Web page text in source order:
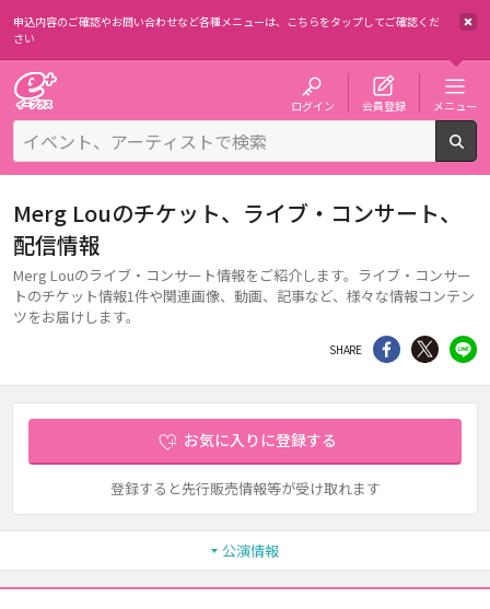
申込内容のご確認やお問い合わせなど各種メニューは、 こちらをタップしてご確認くだ
さい
ログイン 会員登録 メニュー
Merg Louのチケット、ライブ・コンサート、
配信情報
Merg Louのライブ・コンサート情報をご紹介します。ライブ・コンサー
トのチケット情報1件や関連画像、動画、記事など、様々な情報コンテン
ツをお届けします。
SHARE シェア Twitter
お気に入りに登録する
登録すると先行販売情報等が受け取れます
公演情報